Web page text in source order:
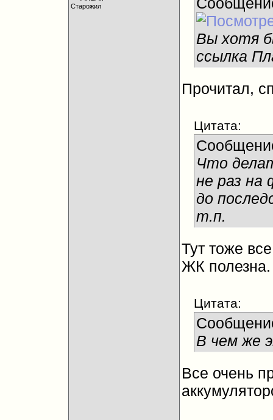
Старожил
Вы хотя
ссылка
Прочитал,
Цитата:
Что
не раз на
до
т.п.
Тут тоже
ЖК полезна.
Цитата:
В чем же
Все очень